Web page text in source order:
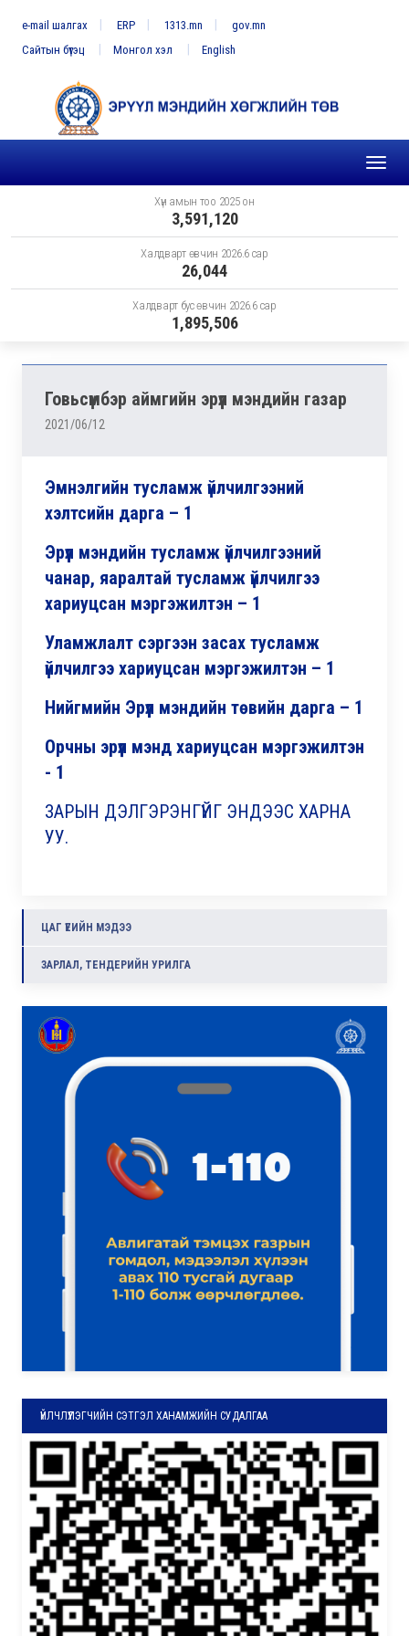
e-mail шалгах ERP 1313.mn
gov.mn
Сайтын бүтэц
Монгол хэл English
Toggle
Хүн амын тоо 2025 он
3,591,120
Халдварт өвчин 2026.6 сар
26,044
Халдварт бус өвчин 2026.6 сар
1,895,506
Говьсүмбэр аймгийн эрүүл мэндийн газар
2021/06/12
Эмнэлгийн тусламж үйлчилгээний
хэлтсийн дарга – 1
Эрүүл мэндийн тусламж үйлчилгээний
чанар, яаралтай тусламж үйлчилгээ
хариуцсан мэргэжилтэн – 1
Уламжлалт сэргээн засах тусламж
үйлчилгээ хариуцсан мэргэжилтэн – 1
Нийгмийн Эрүүл мэндийн төвийн дарга – 1
Орчны эрүүл мэнд хариуцсан мэргэжилтэн
- 1
ЗАРЫН ДЭЛГЭРЭНГҮЙГ ЭНДЭЭС ХАРНА
УУ.
ЦАГ ҮЕИЙН МЭДЭЭ
ЗАРЛАЛ, ТЕНДЕРИЙН УРИЛГА
ҮЙЛЧЛҮҮЛЭГЧИЙН СЭТГЭЛ ХАНАМЖИЙН СУДАЛГАА